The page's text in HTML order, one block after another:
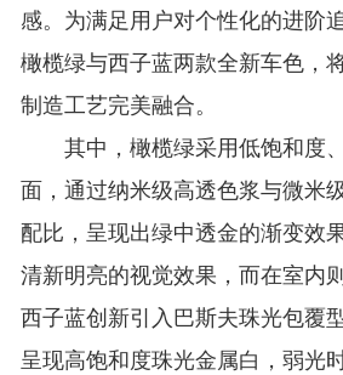
感。为满足用户对个性化的进阶
橄榄绿与西子蓝两款全新车色，
制造工艺完美融合。
其中，橄榄绿采用低饱和度
面，通过纳米级高透色浆与微米
配比，呈现出绿中透金的渐变效
清新明亮的视觉效果，而在室内
西子蓝创新引入巴斯夫珠光包覆
呈现高饱和度珠光金属白，弱光